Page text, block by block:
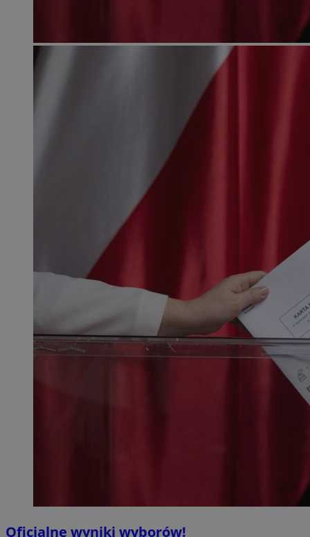
Oficjalne wyniki wyborów!